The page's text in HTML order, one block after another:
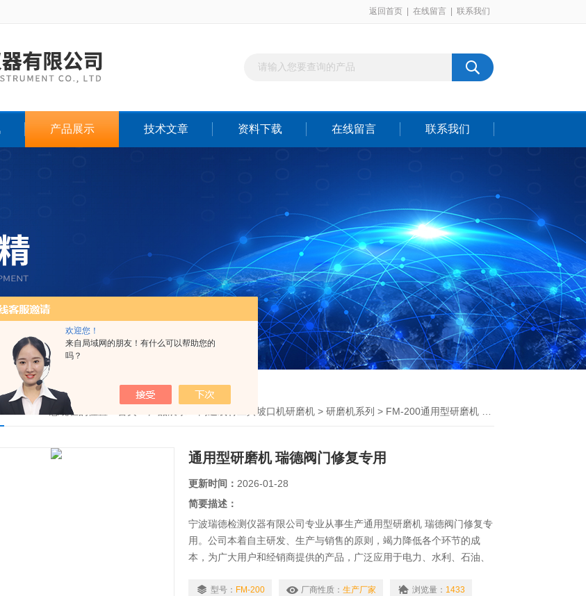
欢迎您！
来自局域网的朋友！有什么可以帮助您的
吗？
返回首页 在线留言 联系我们
产品展示 技术文章 资料下载 在线留言 联系我们
您现在的位置： 高速线材工具坡口机研磨机 > 研磨机系列 > FM-200通用型研磨机 瑞德阀门修复专用
通用型研磨机 瑞德阀门修复专用
更新时间： 2026-01-28
简要描述：
宁波瑞德检测仪器有限公司专业从事生产通用型研磨机 瑞德阀门修复专
用。公司本着自主研发、生产与销售的原则，竭力降低各个环节的成
本，为广大用户和经销商提供的产品，广泛应用于电力、水利、石油、
型号： FM-200 厂商性质： 生产厂家 浏览量： 1433